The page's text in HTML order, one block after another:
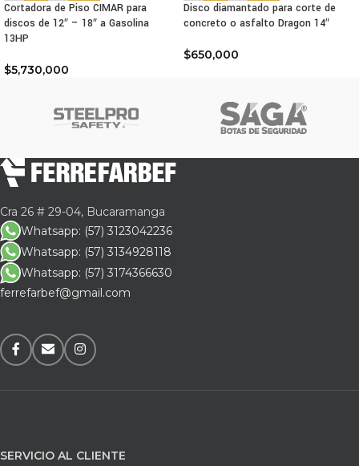
Cortadora de Piso CIMAR para
discos de 12″ – 18″ a Gasolina
13HP
$5,730,000
Disco diamantado para corte de
concreto o asfalto Dragon 14″
$650,000
Cra 26 # 29-04, Bucaramanga
Whatsapp: (57) 3123042236
Whatsapp: (57) 3134928118
Whatsapp: (57) 3174366630
ferrefarbef@gmail.com
SERVICIO AL CLIENTE